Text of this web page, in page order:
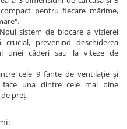
pentru fiecare mărime,
Noul sistem de blocare a vizierei
prevenind deschiderea
unei căderi sau la viteze de
cele 9 fante de ventilație și
face una dintre cele mai bine
preț.
: